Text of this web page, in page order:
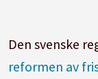
Den svenske
reformen av